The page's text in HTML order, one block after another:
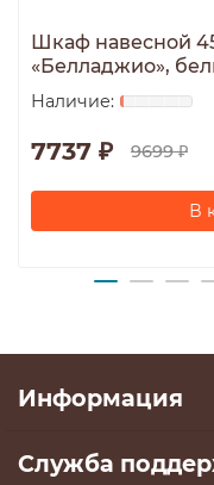
Шкаф навесной
«Белладжио»,
7737 ₽ 9699 ₽
В
Информация
Служба